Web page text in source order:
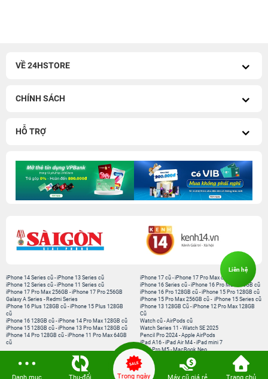
VỀ 24HSTORE
CHÍNH SÁCH
HỖ TRỢ
iPhone 14 Series cũ -iPhone 13 Series cũ
iPhone 12 Series cũ -iPhone 11 Series cũ
iPhone 17 Pro Max 256GB -iPhone 17 Pro 256GB
Galaxy A Series - Redmi Series
iPhone 17 cũ -iPhone 17 Pro Max cũ
iPhone 16 Series cũ - iPhone 16 Pro Max 256GB cũ
iPhone 16 Pro 128GB cũ -iPhone 15 Pro 128GB cũ
iPhone 15 Pro Max 256GB cũ - iPhone 15 Series cũ
iPhone 16 Plus 128GB cũ -iPhone 15 Plus 128GB
cũ
iPhone 16 128GB cũ -iPhone 14 Pro Max 128GB cũ
iPhone 15 128GB cũ -iPhone 13 Pro Max 128GB cũ
iPhone 14 Pro 128GB cũ -iPhone 11 Pro Max 64GB
cũ
iPhone 13 128GB Cũ -iPhone 12 Pro Max 128GB
Cũ
Watch cũ -AirPods cũ
Watch Series 11 -Watch SE 2025
Pencil Pro 2024 -Apple AirPods
iPad A16 -iPad Air M4 -iPad mini 7
iPad Pro M5 - MacBook Neo
MacBook Air M5
Loa Sounarc
Phụ kiện chính hãng
Trong ngày
Liên hệ